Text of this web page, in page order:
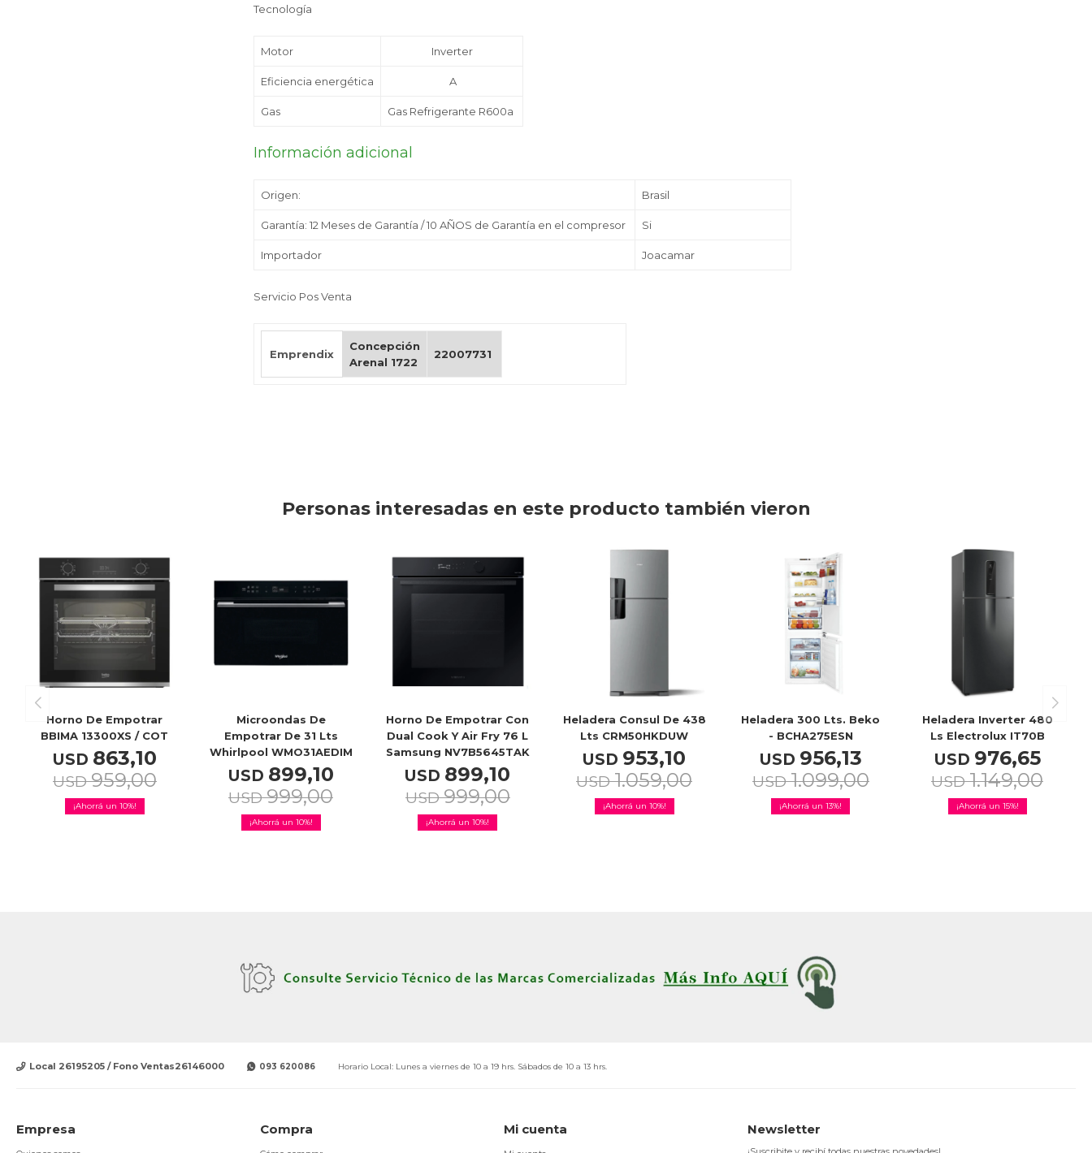
Tecnología
Motor Inverter
Eficiencia energética A
Gas Gas Refrigerante R600a
Información adicional
Origen: Brasil
Garantía: 12 Meses de Garantía / 10 AÑOS de Garantía en el compresor Si
Importador Joacamar
Servicio Pos Venta
Emprendix
Concepción
Arenal 1722
22007731
Personas interesadas en este producto también vieron
Horno De Empotrar
BBIMA 13300XS / COT
USD 863,10
USD 959,00
10
Microondas De
Empotrar De 31 Lts
Whirlpool WMO31AEDIM
USD 899,10
USD 999,00
10
Horno De Empotrar Con
Dual Cook Y Air Fry 76 L
Samsung NV7B5645TAK
USD 899,10
USD 999,00
10
Heladera Consul De 438
Lts CRM50HKDUW
USD 953,10
USD 1.059,00
10
Heladera 300 Lts. Beko
- BCHA275ESN
USD 956,13
USD 1.099,00
13
Heladera Inverter 480
Ls Electrolux IT70B
USD 976,65
USD 1.149,00
15
Local 26195205 / Fono Ventas26146000 093 620086 Horario Local: Lunes a viernes de 10 a 19 hrs. Sábados de 10 a 13 hrs.
Empresa Compra Mi cuenta Newsletter